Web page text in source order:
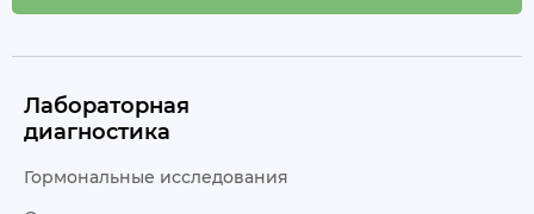
Лабораторная
диагностика
Гормональные исследования